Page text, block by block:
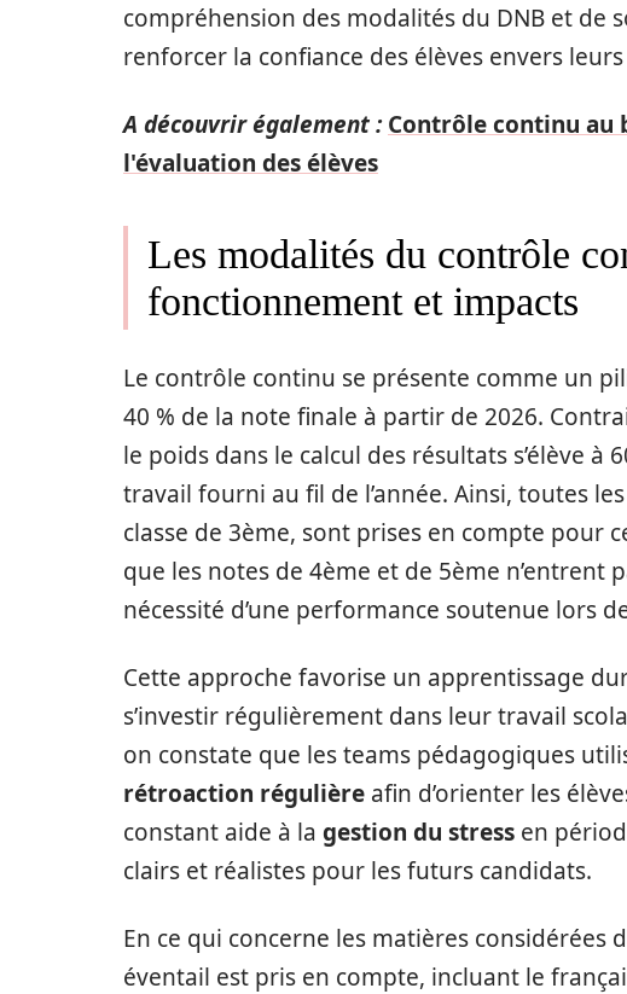
compréhension des modalités du DNB et de
renforcer la confiance des élèves envers
A découvrir également : Contrôle continu au
l'évaluation des élèves
Les modalités du contrôle
fonctionnement et impacts
Le contrôle continu se présente comme un
40 % de la note finale à partir de 2026.
le poids dans le calcul des résultats s’élève à
travail fourni au fil de l’année. Ainsi, toutes
classe de 3ème, sont prises en compte pour
que les notes de 4ème et de 5ème n’entrent
nécessité d’une performance soutenue lors
Cette approche favorise un apprentissage
s’investir régulièrement dans leur travail
on constate que les teams pédagogiques
rétroaction régulière afin d’orienter les
constant aide à la gestion du stress en
clairs et réalistes pour les futurs candidats.
En ce qui concerne les matières considérées
éventail est pris en compte, incluant le